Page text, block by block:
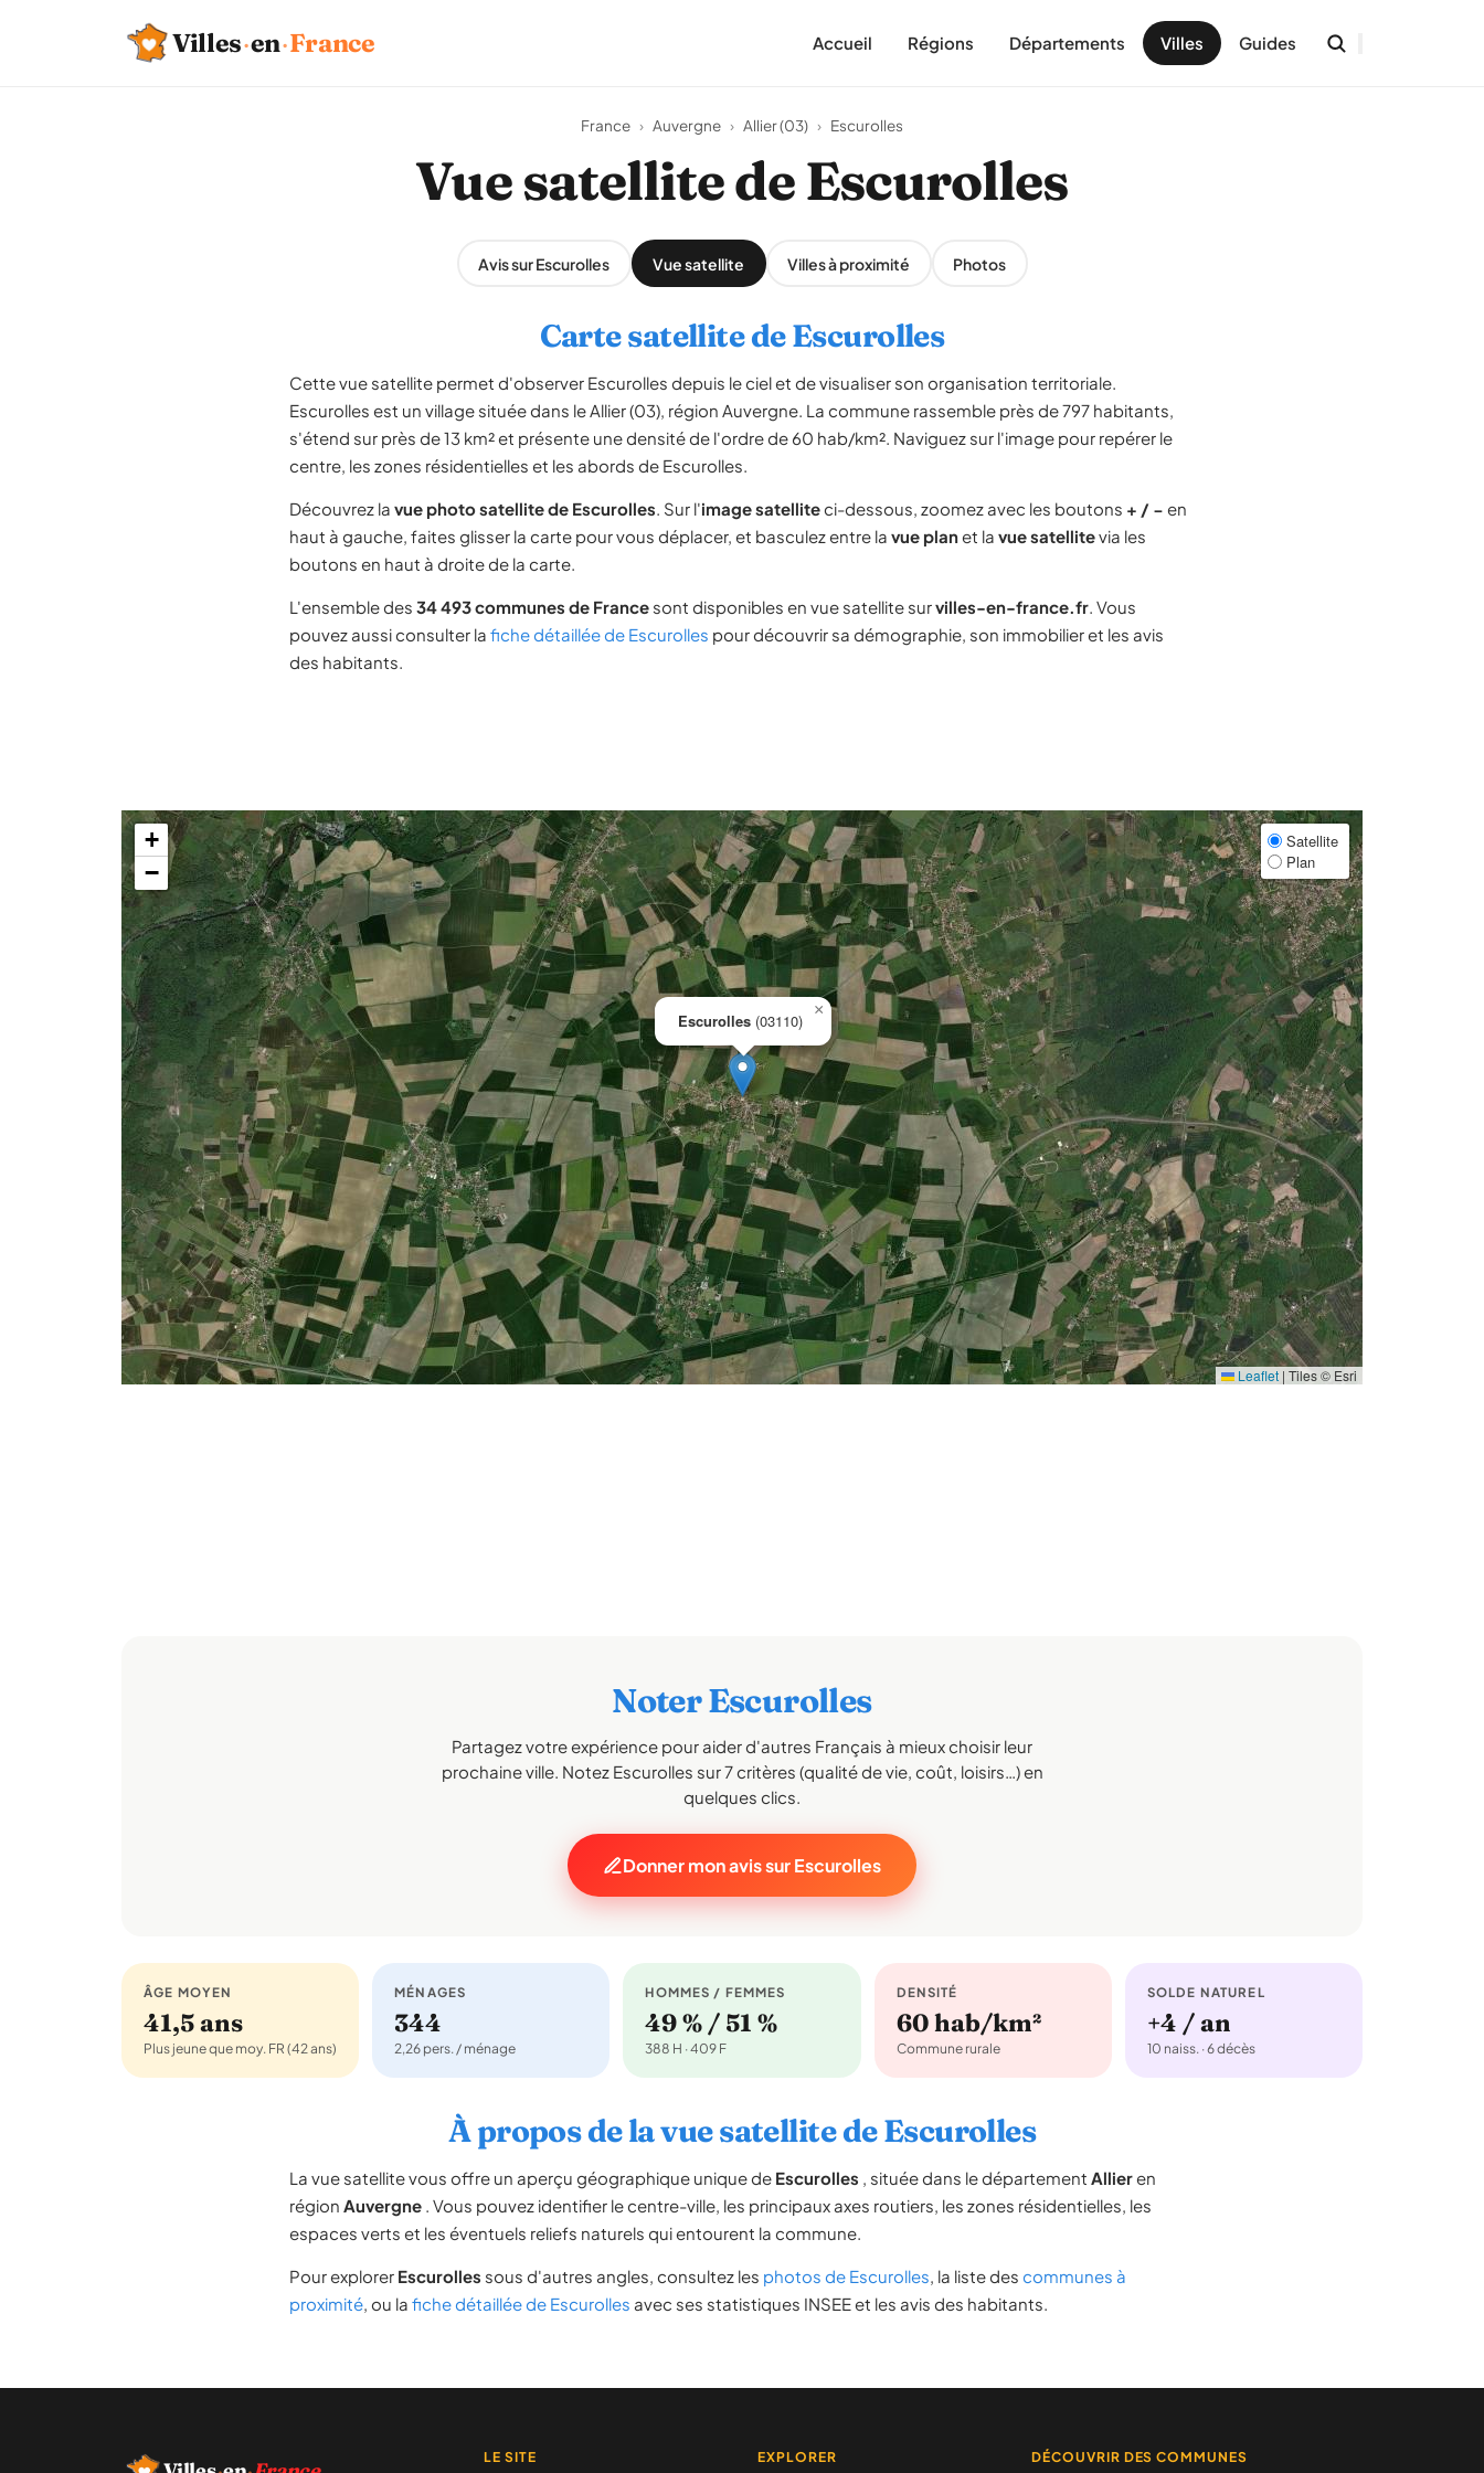
Villes·en·France Accueil Régions Départements Villes Guides
France › Auvergne › Allier (03) › Escurolles
Vue satellite de Escurolles
Avis sur Escurolles Vue satellite Villes à proximité Photos
Carte satellite de Escurolles
Cette vue satellite permet d'observer Escurolles depuis le ciel et de visualiser son organisation territoriale.
Escurolles est un village située dans le Allier (03), région Auvergne. La commune rassemble près de 797 habitants,
s'étend sur près de 13 km² et présente une densité de l'ordre de 60 hab/km². Naviguez sur l'image pour repérer le
centre, les zones résidentielles et les abords de Escurolles.
Découvrez la vue photo satellite de Escurolles. Sur l'image satelliteci-dessous, zoomez avec les boutons + / − en
haut à gauche, faites glisser la carte pour vous déplacer, et basculez entre la vue planet la vue satellitevia les
boutons en haut à droite de la carte.
L'ensemble des 34 493 communes de France sont disponibles en vue satellite survilles-en-france.fr. Vous
pouvez aussi consulter la fiche détaillée de Escurolles pour découvrir sa démographie, son immobilier et les avis
des habitants.
Escurolles (03110)
×
+
−
Satellite
Plan
Leaflet | Tiles © Esri
Noter Escurolles
Partagez votre expérience pour aider d'autres Français à mieux choisir leur
prochaine ville. Notez Escurolles sur 7 critères (qualité de vie, coût, loisirs…) en
quelques clics.
Donner mon avis sur Escurolles
ÂGE MOYEN
41,5 ans
Plus jeune que moy. FR (42 ans)
MÉNAGES
344
2,26 pers. / ménage
HOMMES / FEMMES
49 % / 51 %
388 H · 409 F
DENSITÉ
60 hab/km²
Commune rurale
SOLDE NATUREL
+4 / an
10 naiss. · 6 décès
À propos de la vue satellite de Escurolles
La vue satellite vous offre un aperçu géographique unique de Escurolles , située dans le département Allieren
région Auvergne . Vous pouvez identifier le centre-ville, les principaux axes routiers, les zones résidentielles, les
espaces verts et les éventuels reliefs naturels qui entourent la commune.
Pour explorer Escurolles sous d'autres angles, consultez les photos de Escurolles, la liste des communes à
proximité, ou la fiche détaillée de Escurolles avec ses statistiques INSEE et les avis des habitants.
LE SITE EXPLORER DÉCOUVRIR DES COMMUNES